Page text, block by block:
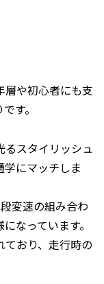
層や初心者にも支
す。
るスタイリッシュ
にマッチしま
変速の組み合わ
なっています。
ており、走行時の